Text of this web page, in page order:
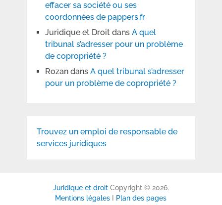
effacer sa société ou ses
coordonnées de pappers.fr
Juridique et Droitdans A quel
tribunal s’adresser pour un problème
de copropriété ?
Rozandans A quel tribunal s’adresser
pour un problème de copropriété ?
Trouvez un emploi de responsable de
services juridiques
Juridique et droitCopyright © 2026.
Mentions légales
Plan des pages